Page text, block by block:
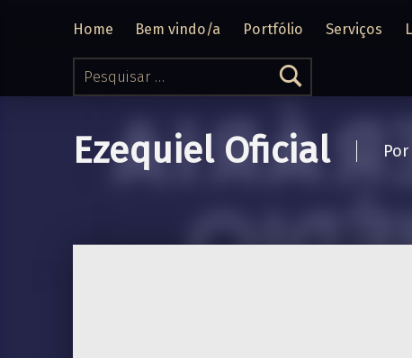
Pesquisar por:
Home Bem vindo/a Portfólio Serviços
Ezequiel Oficial